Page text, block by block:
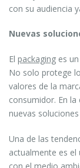
con su audiencia
Nuevas
El packaging es
No solo protege
valores de la
consumidor. En
nuevas
Una de las
actualmente es
con el medio